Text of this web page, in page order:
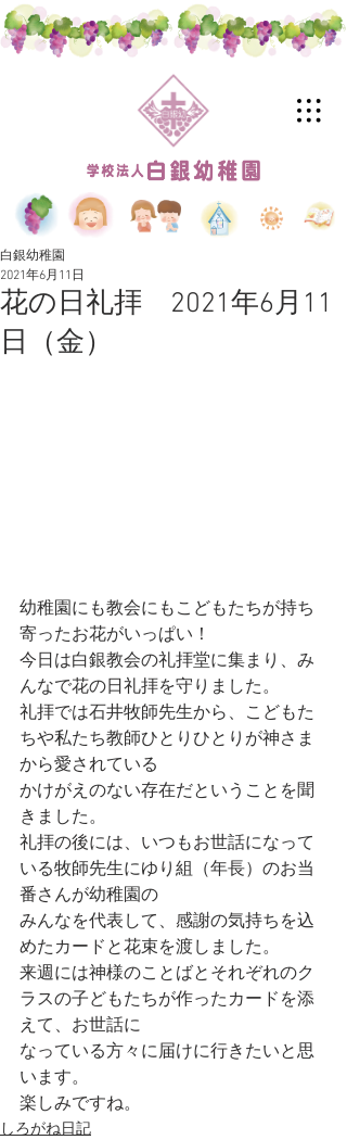
花の日礼拝 2021年6月11
日（金）
白銀幼稚園
2021年6月11日
幼稚園にも教会にもこどもたちが持ち
寄ったお花がいっぱい！
今日は白銀教会の礼拝堂に集まり、み
んなで花の日礼拝を守りました。
礼拝では石井牧師先生から、こどもた
ちや私たち教師ひとりひとりが神さま
から愛されている
かけがえのない存在だということを聞
きました。
礼拝の後には、いつもお世話になって
いる牧師先生にゆり組（年長）のお当
番さんが幼稚園の
みんなを代表して、感謝の気持ちを込
めたカードと花束を渡しました。
来週には神様のことばとそれぞれのク
ラスの子どもたちが作ったカードを添
えて、お世話に
なっている方々に届けに行きたいと思
います。
楽しみですね。
しろがね日記